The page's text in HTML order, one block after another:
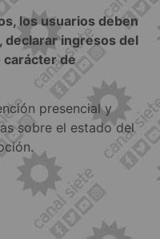
los usuarios deben
declarar ingresos del
carácter de
presencial y
sobre el estado del